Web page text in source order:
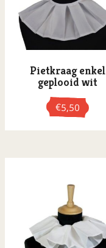
Vaderdag
Valentijnsdag
Pietkraag enkel
geplooid wit
€5,50